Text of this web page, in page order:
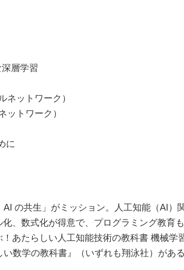
層学習
ネットワーク）
ットワーク）
に
の共生」がミッション。人工知能（AI）
、数式化が得意で、プログラミング教育も
あたらしい人工知能技術の教科書 機械学
数学の教科書』（いずれも翔泳社）がある